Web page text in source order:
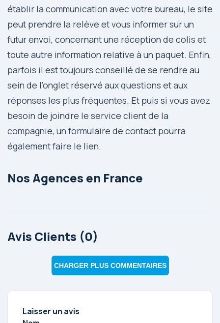
établir la communication avec votre bureau, le site
peut prendre la relève et vous informer sur un
futur envoi, concernant une réception de colis et
toute autre information relative à un paquet. Enfin,
parfois il est toujours conseillé de se rendre au
sein de l’onglet réservé aux questions et aux
réponses les plus fréquentes. Et puis si vous avez
besoin de joindre le service client de la
compagnie, un formulaire de contact pourra
également faire le lien.
Nos Agences en France
Avis Clients (0)
CHARGER PLUS COMMENTAIRES
Laisser un avis